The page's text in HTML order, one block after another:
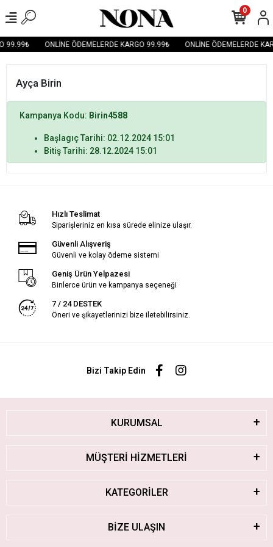
99.99₺ ONLİNE ÖDEMELERDE KARGO 99.99₺ ONLİNE ÖDEMELERDE
0
Ayça Birin
Kampanya Kodu: Birin4588
Başlagıç Tarihi: 02.12.2024 15:01
Bitiş Tarihi: 28.12.2024 15:01
Hızlı Teslimat
Siparişleriniz en kısa sürede elinize ulaşır.
Güvenli Alışveriş
Güvenli ve kolay ödeme sistemi
Geniş Ürün Yelpazesi
Binlerce ürün ve kampanya seçeneği
7 / 24 DESTEK
Öneri ve şikayetlerinizi bize iletebilirsiniz.
Bizi Takip Edin
KURUMSAL
MÜŞTERİ HİZMETLERİ
KATEGORİLER
BİZE ULAŞIN